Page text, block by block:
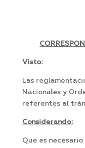
Visto:
Las
Nacionales y
referentes al
Considerando:
Que es